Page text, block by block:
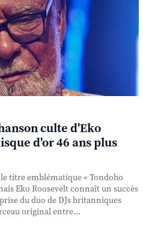
culte d'Eko
d'or 46 ans plus
titre emblématique « Tondoho
Eko Roosevelt connaît un succès
du duo de DJs britanniques
original entre...